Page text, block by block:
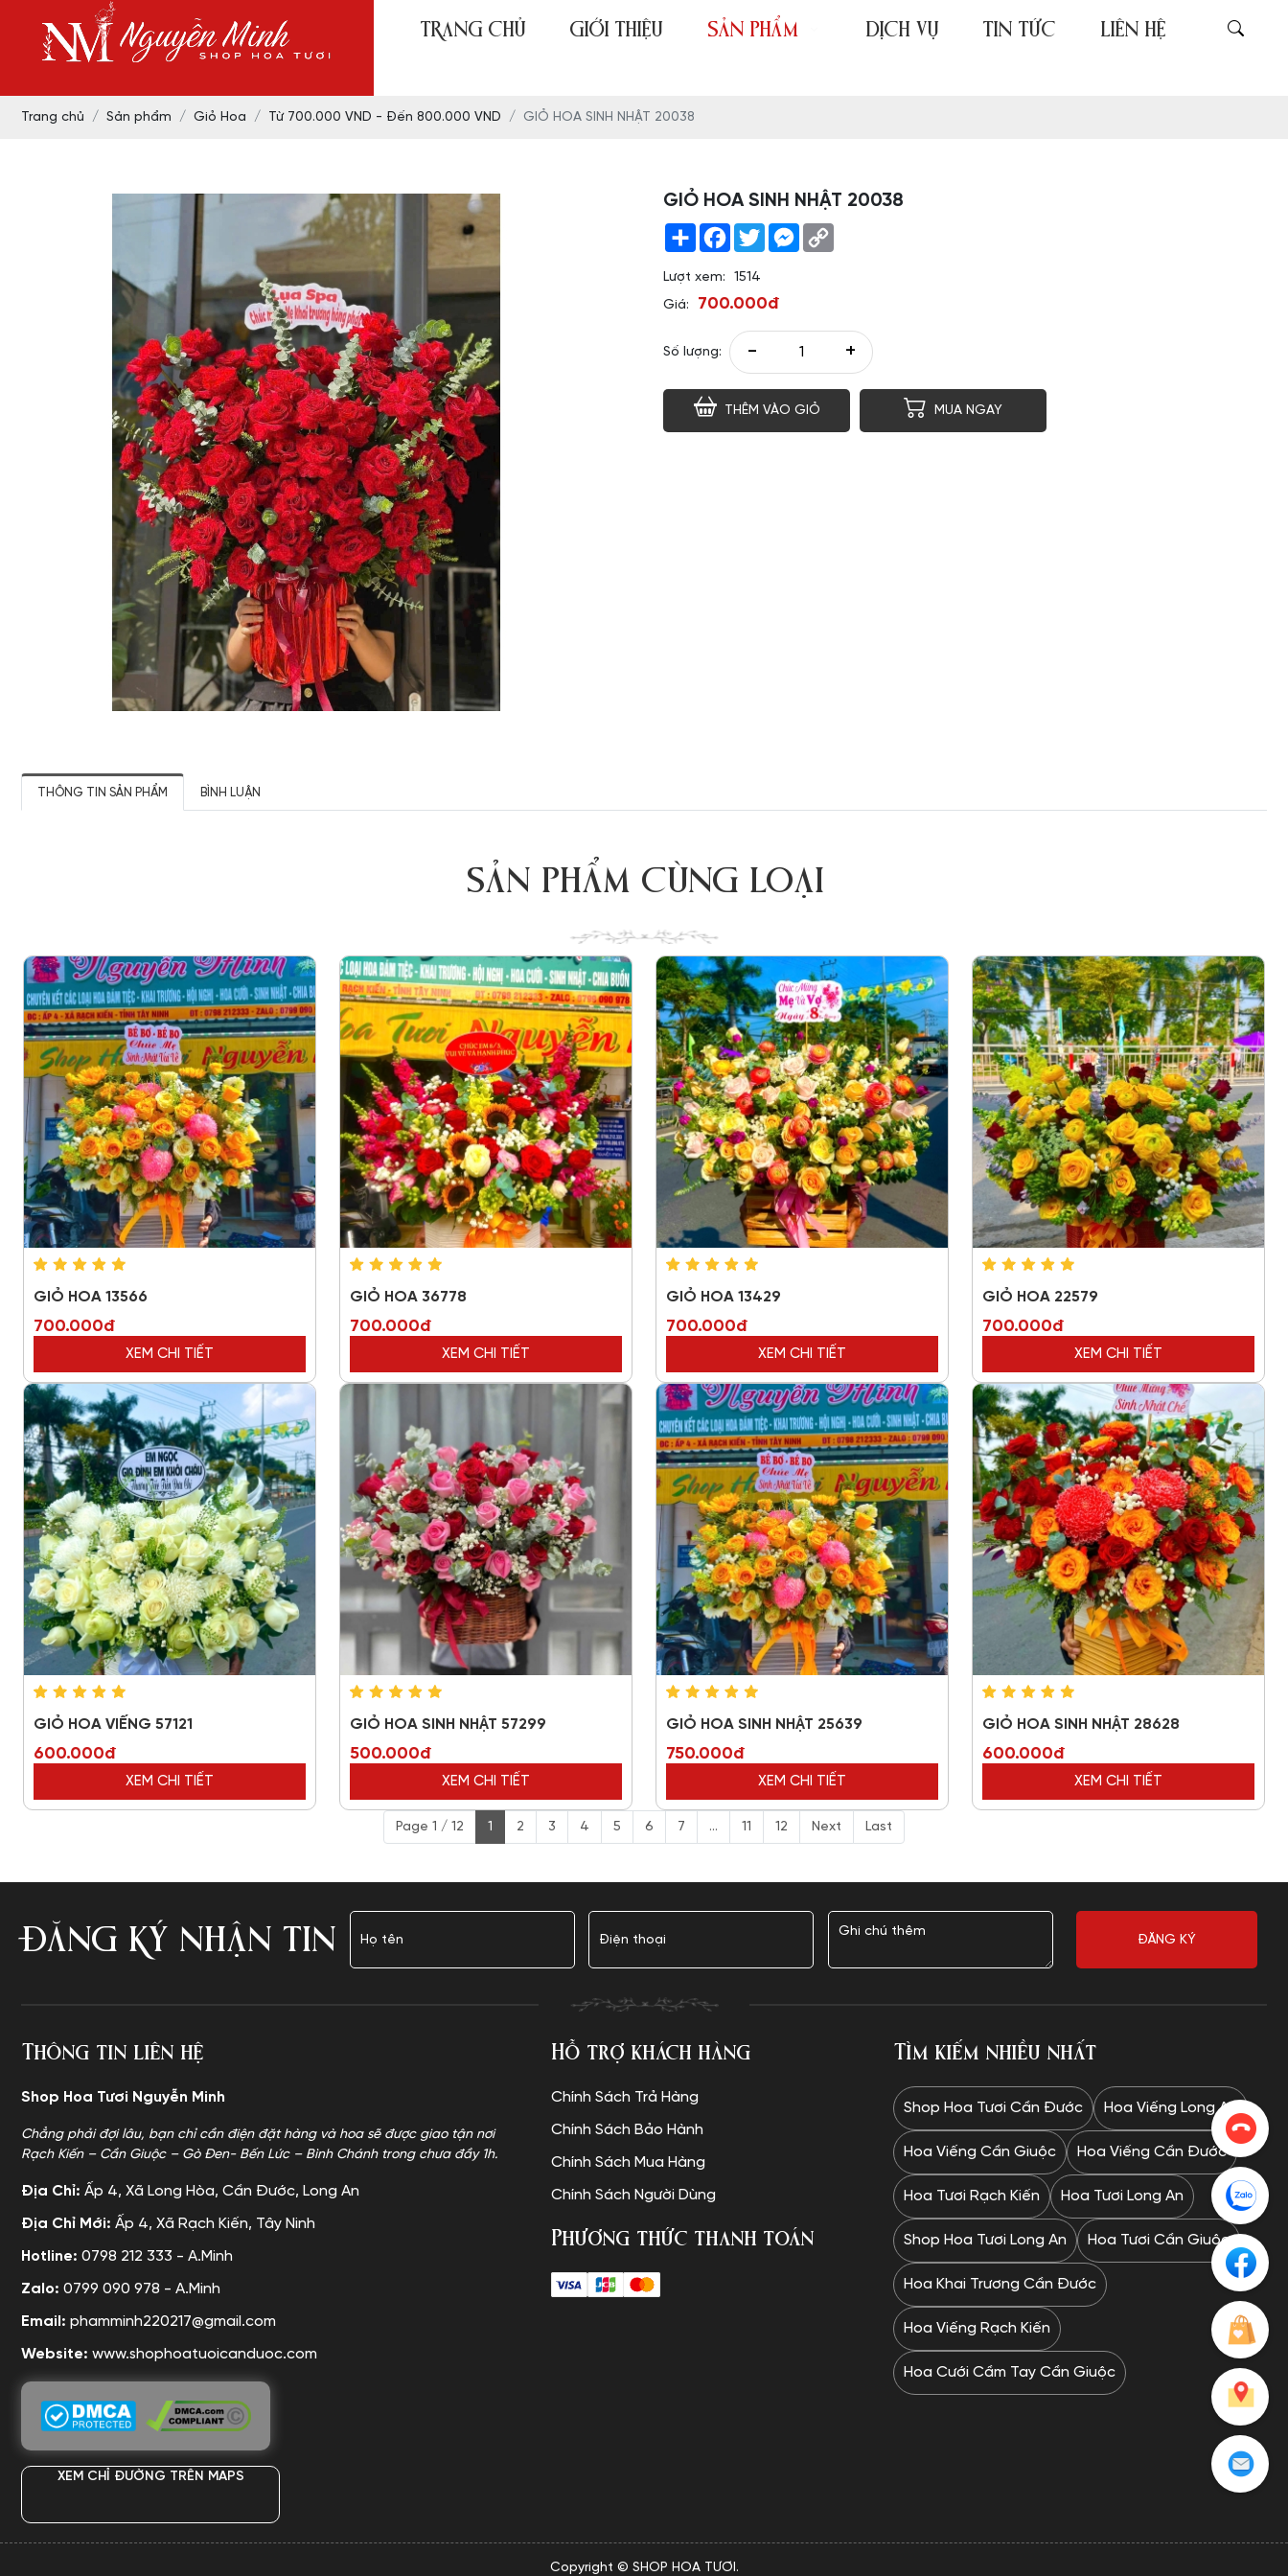
TRANG CHỦ GIỚI THIỆU SẢN PHẨM DỊCH VỤ TIN TỨC LIÊN HỆ
Trang chủ Sản phẩm Giỏ Hoa Từ 700.000 VND - Đến 800.000 VND GIỎ HOA SINH NHẬT 20038
GIỎ HOA SINH NHẬT 20038
Share Facebook
TwitterMessenger
Lượt xem:
1514
Giá:
700.000đ
Số lượng: - +
THÊM VÀO GIỎ MUA NGAY
THÔNG TIN SẢN PHẨM BÌNH LUẬN
SẢN PHẨM CÙNG LOẠI
GIỎ HOA 13566
700.000đ
XEM CHI TIẾT
GIỎ HOA 36778
700.000đ
XEM CHI TIẾT
GIỎ HOA 13429
700.000đ
XEM CHI TIẾT
GIỎ HOA 22579
700.000đ
XEM CHI TIẾT
GIỎ HOA VIẾNG 57121
600.000đ
XEM CHI TIẾT
GIỎ HOA SINH NHẬT 57299
500.000đ
XEM CHI TIẾT
GIỎ HOA SINH NHẬT 25639
750.000đ
XEM CHI TIẾT
GIỎ HOA SINH NHẬT 28628
600.000đ
XEM CHI TIẾT
Page 1 / 12 1 2 3 4 5 6 7 ... 11 12 Next Last
ĐĂNG KÝ NHẬN TIN
Thông tin liên hệ
Shop Hoa Tươi Nguyễn Minh
Chẳng phải đợi lâu, bạn chỉ cần điện đặt hàng và hoa sẽ được giao tận nơi
Rạch Kiến – Cần Giuộc – Gò Đen- Bến Lức – Bình Chánh trong chưa đầy 1h.
Địa Chỉ: Ấp 4, Xã Long Hòa, Cần Đước, Long An
Địa Chỉ Mới: Ấp 4, Xã Rạch Kiến, Tây Ninh
Hotline: 0798 212 333 - A.Minh
Zalo: 0799 090 978 - A.Minh
Email: phamminh220217@gmail.com
Website: www.shophoatuoicanduoc.com
XEM CHỈ ĐƯỜNG TRÊN MAPS
Hỗ trợ khách hàng
Chính Sách Trả Hàng
Chính Sách Bảo Hành
Chính Sách Mua Hàng
Chính Sách Người Dùng
Phương thức thanh toán
Tìm kiếm nhiều nhất
Shop Hoa Tươi Cần Đước Hoa Viếng Long An
Hoa Viếng Cần Giuộc Hoa Viếng Cần Đước
Hoa Tươi Rạch Kiến Hoa Tươi Long An
Shop Hoa Tươi Long An Hoa Tươi Cần Giuộc
Hoa Khai Trương Cần Đước
Hoa Viếng Rạch Kiến
Hoa Cưới Cầm Tay Cần Giuộc
Copyright © SHOP HOA TƯƠI.